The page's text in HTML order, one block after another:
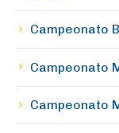
Campeonato
Campeonato
Campeonato